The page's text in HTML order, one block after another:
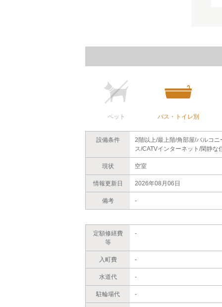
ペット バス・トイレ別
設備条件
2階以上/最上階/角部屋/バルコ
ス/CATVインターネット/閑静
現状 空室
情報更新日 2026年08月06日
備考 -
定額修繕費
等
-
入町費 -
水道代 -
駐輪場代 -